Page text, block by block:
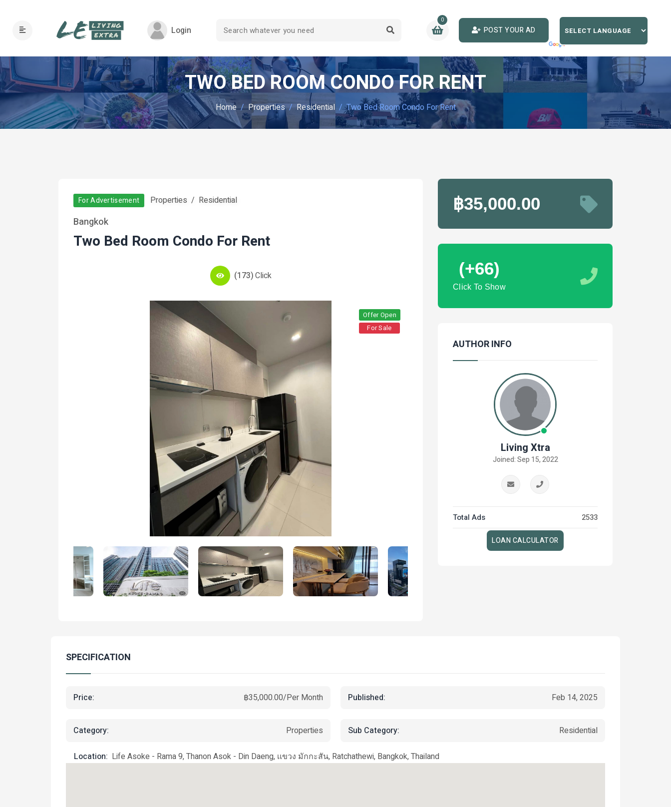
Login
0
POST YOUR AD
TWO BED ROOM CONDO FOR RENT
Home Properties Residential Two Bed Room Condo For Rent
For Advertisement Properties Residential
Bangkok
Two Bed Room Condo For Rent
(173)Click
Offer Open
For Sale
฿35,000.00
(+66)
Click To Show
AUTHOR INFO
Living Xtra
Joined: Sep 15, 2022
Total Ads 2533
LOAN CALCULATOR
SPECIFICATION
Price: ฿35,000.00/Per Month Published: Feb 14, 2025
Category: Properties Sub Category: Residential
Location: Life Asoke - Rama 9, Thanon Asok - Din Daeng, เเขวง มักกะสัน, Ratchathewi, Bangkok, Thailand